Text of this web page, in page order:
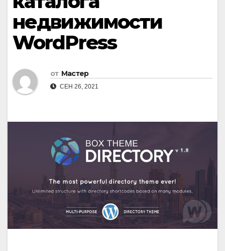
недвижимости
WordPress
от Мастер
СЕН 26, 2021